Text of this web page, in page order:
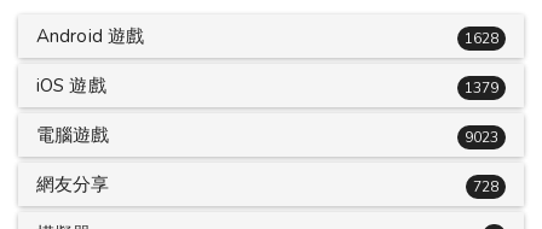
Android 遊戲 1628
iOS 遊戲 1379
電腦遊戲 9023
網友分享 728